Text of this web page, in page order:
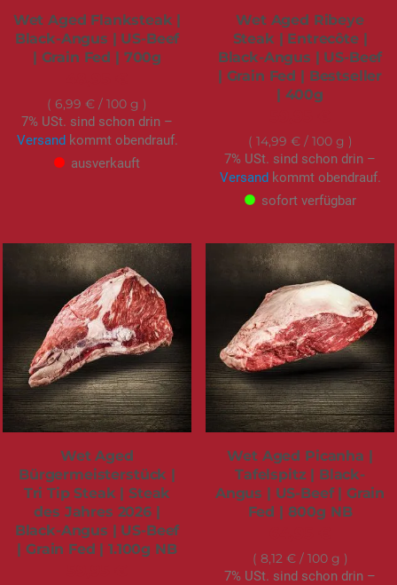
Wet Aged Flanksteak |
Black-Angus | US-Beef
| Grain Fed | 700g
6,99 € / 100 g
7% USt. sind schon drin –
Versandkommt obendrauf.
ausverkauft
Wet Aged Ribeye
Steak | Entrecôte |
Black-Angus | US-Beef
| Grain Fed | Bestseller
| 400g
14,99 €/ 100 g
7% USt. sind schon drin –
Versandkommt obendrauf.
sofort verfügbar
Wet Aged
Bürgermeisterstück |
Tri Tip Steak | Steak
des Jahres 2026 |
Black-Angus | US-Beef
| Grain Fed | 1.100g NB
Wet Aged Picanha |
Tafelspitz | Black-
Angus | US-Beef | Grain
Fed | 800g NB
8,12 €/ 100 g
7% USt. sind schon drin –